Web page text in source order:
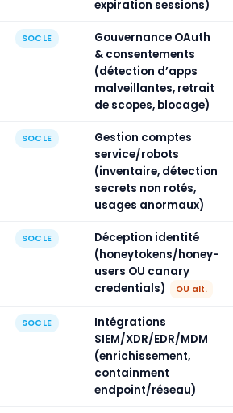
expiration sessions)
SOCLE
Gouvernance OAuth
& consentements
(détection d’apps
malveillantes, retrait
de scopes, blocage)
SOCLE
Gestion comptes
service/robots
(inventaire, détection
secrets non rotés,
usages anormaux)
SOCLE
Déception identité
(honeytokens/honey-
users OU canary
credentials)
OU alt.
SOCLE
Intégrations
SIEM/XDR/EDR/MDM
(enrichissement,
containment
endpoint/réseau)